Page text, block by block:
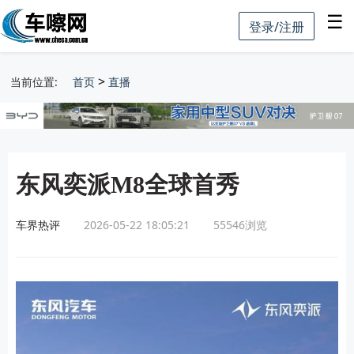
登录/注册 ☰
当前位置: 首页 > 直播
东风奕派M8全球首秀
车界热评 2026-05-22 18:05:21 55546浏览